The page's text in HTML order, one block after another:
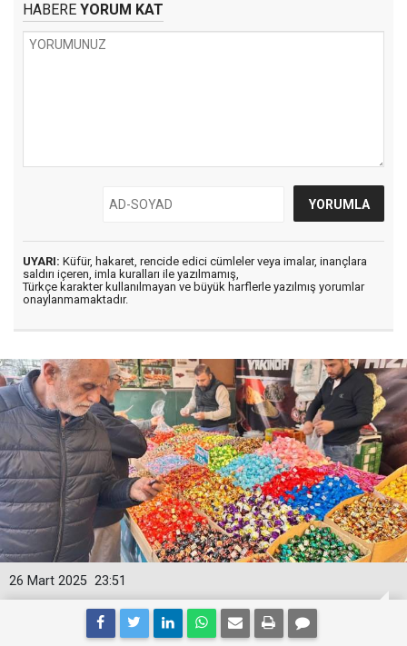
HABERE YORUM KAT
UYARI: Küfür, hakaret, rencide edici cümleler veya imalar, inançlara
saldırı içeren, imla kuralları ile yazılmamış,
Türkçe karakter kullanılmayan ve büyük harflerle yazılmış yorumlar
onaylanmamaktadır.
23:51
26 Mart 2025